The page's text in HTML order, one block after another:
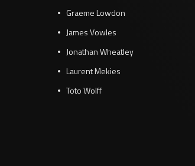
Graeme Lowdon
James Vowles
Jonathan Wheatley
Laurent Mekies
Toto Wolff